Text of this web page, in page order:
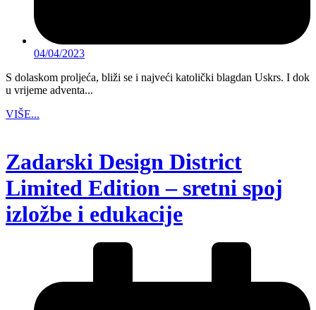
04/04/2023
S dolaskom proljeća, bliži se i najveći katolički blagdan Uskrs. I dok
u vrijeme adventa...
VIŠE...
Zadarski Design District
Limited Edition – sretni spoj
izložbe i edukacije